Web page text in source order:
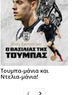
Τουμπα-μάνια και
Ντελια-μάνια!